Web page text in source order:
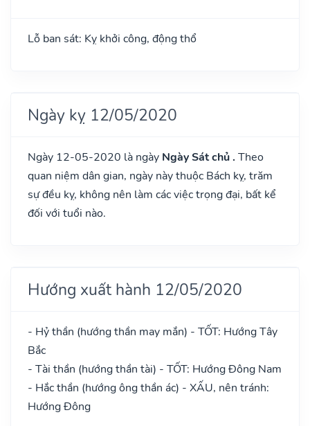
Lỗ ban sát: Kỵ khởi công, động thổ
Ngày kỵ 12/05/2020
Ngày 12-05-2020 là ngày Ngày Sát chủ . Theo
quan niệm dân gian, ngày này thuộc Bách kỵ, trăm
sự đều kỵ, không nên làm các việc trọng đại, bất kể
đối với tuổi nào.
Hướng xuất hành 12/05/2020
- Hỷ thần (hướng thần may mắn) - TỐT: Hướng Tây
Bắc
- Tài thần (hướng thần tài) - TỐT: Hướng Đông Nam
- Hắc thần (hướng ông thần ác) - XẤU, nên tránh:
Hướng Đông